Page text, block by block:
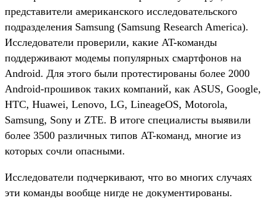
представители американского исследовательского
подразделения Samsung (Samsung Research America).
Исследователи проверили, какие AT-команды
поддерживают модемы популярных смартфонов на
Android. Для этого были протестированы более 2000
Android-прошивок таких компаний, как ASUS, Google,
HTC, Huawei, Lenovo, LG, LineageOS, Motorola,
Samsung, Sony и ZTE. В итоге специалисты выявили
более 3500 различных типов AT-команд, многие из
которых сочли опасными.
Исследователи подчеркивают, что во многих случаях
эти команды вообще нигде не документированы.